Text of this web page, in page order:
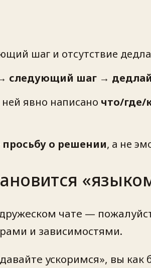
шаг и отсутствие
следующий шаг →
ней явно написано что/где/
о решении, а не
чате —
и зависимостями.
ускоримся», вы как